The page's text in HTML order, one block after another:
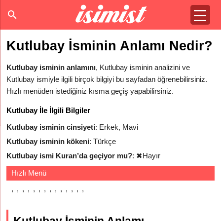
Kutlubay İsminin Anlamı Nedir?
Kutlubay isminin anlamını, Kutlubay isminin analizini ve
Kutlubay ismiyle ilgili birçok bilgiyi bu sayfadan öğrenebilirsiniz.
Hızlı menüden istediğiniz kısma geçiş yapabilirsiniz.
Kutlubay İle İlgili Bilgiler
Kutlubay isminin cinsiyeti: Erkek, Mavi
Kutlubay isminin kökeni: Türkçe
Kutlubay ismi Kuran’da geçiyor mu?: ✖Hayır
Hızlı Menü